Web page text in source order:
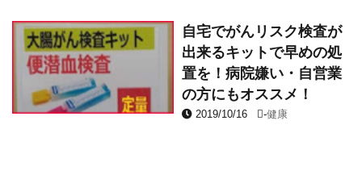
自宅でがんリスク検査が
出来るキットで早めの処
置を！病院嫌い・自営業
の方にもオススメ！
2019/10/16 -健康